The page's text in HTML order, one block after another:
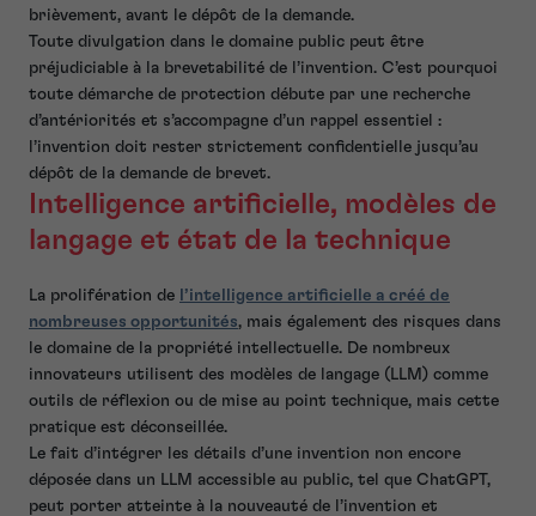
brièvement, avant le dépôt de la demande.
Toute divulgation dans le domaine public peut être
préjudiciable à la brevetabilité de l’invention. C’est pourquoi
toute démarche de protection débute par une recherche
d’antériorités et s’accompagne d’un rappel essentiel :
l’invention doit rester strictement confidentielle jusqu’au
dépôt de la demande de brevet.
Intelligence artificielle, modèles de
langage et état de la technique
La prolifération de
l’intelligence artificielle a créé de
nombreuses opportunités, mais également des risques dans
le domaine de la propriété intellectuelle. De nombreux
innovateurs utilisent des modèles de langage (LLM) comme
outils de réflexion ou de mise au point technique, mais cette
pratique est déconseillée.
Le fait d’intégrer les détails d’une invention non encore
déposée dans un LLM accessible au public, tel que ChatGPT,
peut porter atteinte à la nouveauté de l’invention et